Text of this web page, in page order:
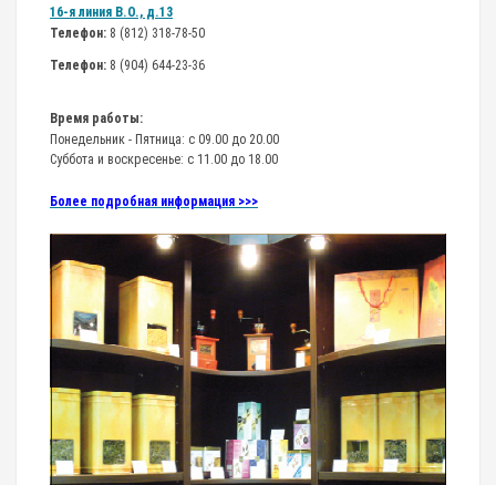
16-я линия В.О., д.13
Телефон: 8 (812) 318-78-50
Телефон: 8 (904) 644-23-36
Время работы:
Понедельник - Пятница: с 09.00 до 20.00
Суббота и воскресенье: с 11.00 до 18.00
Более подробная информация >>>